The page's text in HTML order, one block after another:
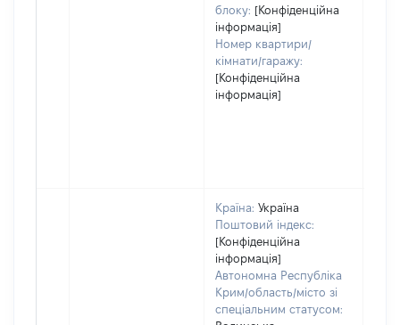
блоку: [Конфіденційна
інформація]
Номер квартири/
кімнати/гаражу:
[Конфіденційна
інформація]
Країна: Україна
Поштовий індекс:
[Конфіденційна
інформація]
Автономна Республіка
Крим/область/місто зі
спеціальним статусом: